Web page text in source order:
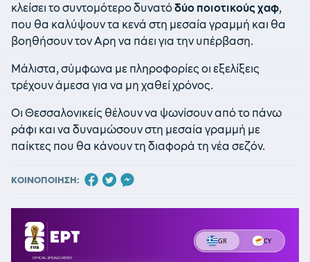
κλείσει το συντομότερο δυνατόδύο ποιοτικούς χαφ,
που θα καλύψουν τα κενά στη μεσαία γραμμή και θα
βοηθήσουν τον Αρη να πάει για την υπέρβαση.
Μάλιστα, σύμφωνα με πληροφορίες οι εξελίξεις
τρέχουν άμεσα για να μη χαθεί χρόνος.
Οι Θεσσαλονικείς θέλουν να ψωνίσουν από το πάνω
ράφι και να δυναμώσουν στη μεσαία γραμμή με
παίκτες που θα κάνουν τη διαφορά τη νέα σεζόν.
ΚΟΙΝΟΠΟΙΗΣΗ: